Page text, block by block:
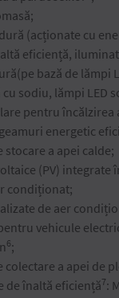
(acționate cu
eficiență,
bază de lămpi
sodiu, lămpi LED
pentru încălzirea
energetic
stocare a apei calde;
(PV) integrate
condiționat;
de aer
vehicule
6;
colectare a apei de
de înaltă eficiență7: